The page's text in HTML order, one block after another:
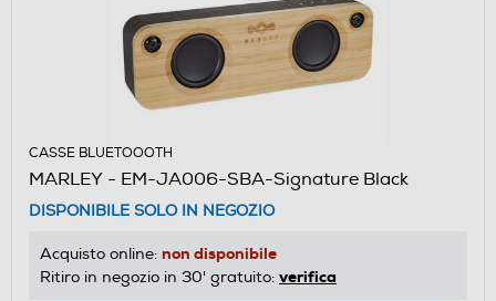
CASSE BLUETOOOTH
MARLEY - EM-JA006-SBA-Signature Black
DISPONIBILE SOLO IN NEGOZIO
Acquisto online: non disponibile
Ritiro in negozio in 30' gratuito: verifica